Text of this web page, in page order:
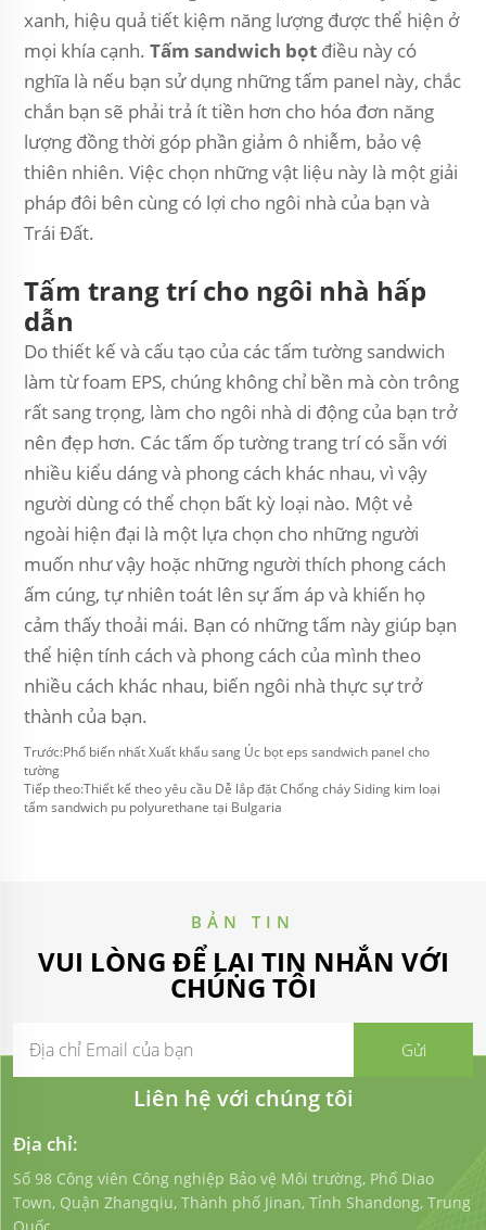
xanh, hiệu quả tiết kiệm năng lượng được thể hiện ở
mọi khía cạnh. Tấm sandwich bọt điều này có
nghĩa là nếu bạn sử dụng những tấm panel này, chắc
chắn bạn sẽ phải trả ít tiền hơn cho hóa đơn năng
lượng đồng thời góp phần giảm ô nhiễm, bảo vệ
thiên nhiên. Việc chọn những vật liệu này là một giải
pháp đôi bên cùng có lợi cho ngôi nhà của bạn và
Trái Đất.
Tấm trang trí cho ngôi nhà hấp
dẫn
Do thiết kế và cấu tạo của các tấm tường sandwich
làm từ foam EPS, chúng không chỉ bền mà còn trông
rất sang trọng, làm cho ngôi nhà di động của bạn trở
nên đẹp hơn. Các tấm ốp tường trang trí có sẵn với
nhiều kiểu dáng và phong cách khác nhau, vì vậy
người dùng có thể chọn bất kỳ loại nào. Một vẻ
ngoài hiện đại là một lựa chọn cho những người
muốn như vậy hoặc những người thích phong cách
ấm cúng, tự nhiên toát lên sự ấm áp và khiến họ
cảm thấy thoải mái. Bạn có những tấm này giúp bạn
thể hiện tính cách và phong cách của mình theo
nhiều cách khác nhau, biến ngôi nhà thực sự trở
thành của bạn.
Trước:Phổ biến nhất Xuất khẩu sang Úc bọt eps sandwich panel cho
tường
Tiếp theo:Thiết kế theo yêu cầu Dễ lắp đặt Chống cháy Siding kim loại
tấm sandwich pu polyurethane tại Bulgaria
BẢN TIN
VUI LÒNG ĐỂ LẠI TIN NHẮN VỚI
CHÚNG TÔI
Liên hệ với chúng tôi
Địa chỉ:
Số 98 Công viên Công nghiệp Bảo vệ Môi trường, Phố Diao
Town, Quận Zhangqiu, Thành phố Jinan, Tỉnh Shandong, Trung